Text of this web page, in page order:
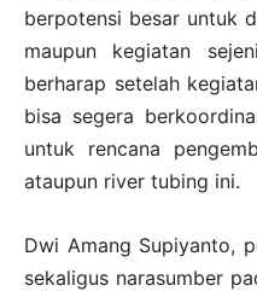
berpotensi besar untuk
maupun kegiatan
berharap setelah
bisa segera
untuk rencana
ataupun river tubing ini.
Dwi Amang Supiyanto,
sekaligus narasumber